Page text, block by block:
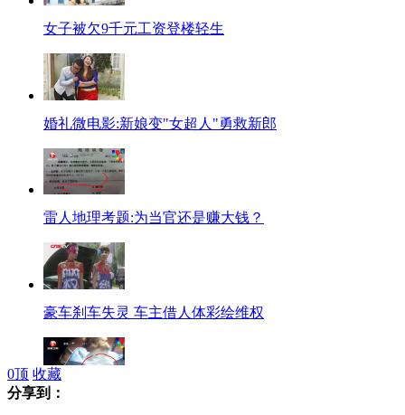
女子被欠9千元工资登楼轻生
婚礼微电影:新娘变"女超人"勇救新郎
雷人地理考题:为当官还是赚大钱？
豪车刹车失灵 车主借人体彩绘维权
0顶 收藏
分享到：